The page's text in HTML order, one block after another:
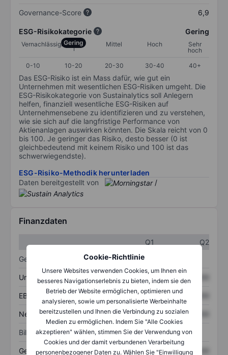
Cookie-Richtlinie
Unsere Websites verwenden Cookies, um Ihnen ein
besseres Navigationserlebnis zu bieten, indem sie den
Betrieb der Website ermöglichen, optimieren und
analysieren, sowie um personalisierte Werbeinhalte
bereitzustellen und Ihnen die Verbindung zu sozialen
Medien zu ermöglichen. Indem Sie "Alle Cookies
akzeptieren" wählen, stimmen Sie der Verwendung von
Cookies und der damit verbundenen Verarbeitung
personenbezogener Daten zu. Wählen Sie "Einwilligung
Governance-Score
6,9
ESG-Risikokategorie Gering
VernachlässigbarGering Mittel Hoch
Sehr
hoch
0-10
10-20 20-30 30-40 40+
Das ESG-Risiko ist ein Mass dafür, wie gut ein
Unternehmen mit wesentlichen ESG-Risiken umgeht. Die
ESG-Risikokategorie von Sustainalytics soll Anlegern
helfen, finanziell wesentliche ESG-Risiken auf
Unternehmensebene zu identifizieren und zu verstehen,
wie sie sich auf die langfristige Performance von
Aktienanlagen auswirken könnten. Die Skala reicht von 0
bis 100. Je geringer das Risiko, desto besser (0 ist
gleichbedeutend mit keinem Risiko und 100 ist das
schwerwiegendste).
ESG-Risiko-Methodik herunterladen
Daten bereitgestellt von
/
Finanzdaten
Q1
Q2
Gewinn- und Verlustrechnung
Umsatz XXXXXXX XXXXXXX
EBITDA XXXXXXX XXXXXXX
Nettoeinkommen XXXXXXX XXXXXXX
Bilanz
Gesamtvermögen XXXXXXX XXXXXXX